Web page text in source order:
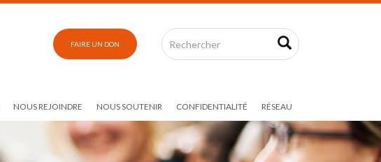
FAIRE UN DON
NOUS REJOINDRE NOUS SOUTENIR CONFIDENTIALITÉ RÉSEAU